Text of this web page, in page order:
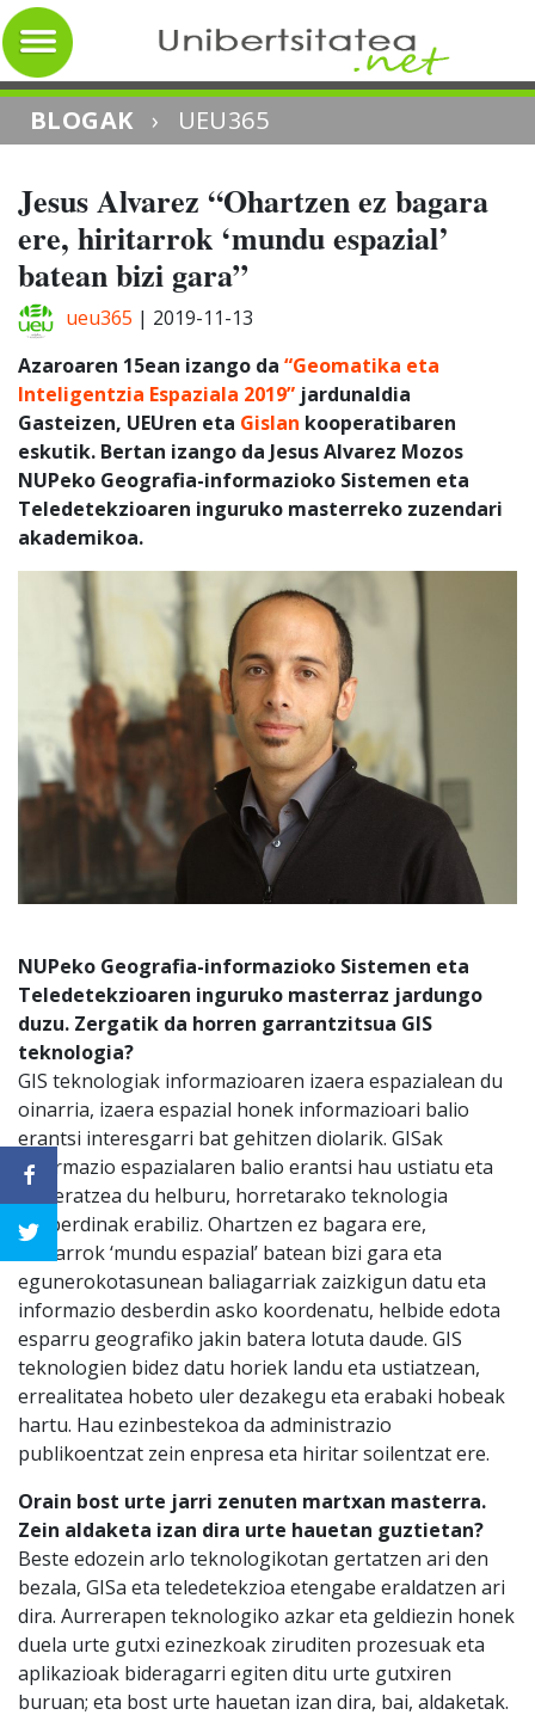
BLOGAK › UEU365
Jesus Alvarez “Ohartzen ez bagara
ere, hiritarrok ‘mundu espazial’
batean bizi gara”
ueu365 | 2019-11-13
Azaroaren 15ean izango da “Geomatika eta
Inteligentzia Espaziala 2019” jardunaldia
Gasteizen, UEUren eta Gislan kooperatibaren
eskutik. Bertan izango da Jesus Alvarez Mozos
NUPeko Geografia-informazioko Sistemen eta
Teledetekzioaren inguruko masterreko zuzendari
akademikoa.
NUPeko Geografia-informazioko Sistemen eta
Teledetekzioaren inguruko masterraz jardungo
duzu. Zergatik da horren garrantzitsua GIS
teknologia?
GIS teknologiak informazioaren izaera espazialean du
oinarria, izaera espazial honek informazioari balio
erantsi interesgarri bat gehitzen diolarik. GISak
informazio espazialaren balio erantsi hau ustiatu eta
azaleratzea du helburu, horretarako teknologia
desberdinak erabiliz. Ohartzen ez bagara ere,
hiritarrok ‘mundu espazial’ batean bizi gara eta
egunerokotasunean baliagarriak zaizkigun datu eta
informazio desberdin asko koordenatu, helbide edota
esparru geografiko jakin batera lotuta daude. GIS
teknologien bidez datu horiek landu eta ustiatzean,
errealitatea hobeto uler dezakegu eta erabaki hobeak
hartu. Hau ezinbestekoa da administrazio
publikoentzat zein enpresa eta hiritar soilentzat ere.
Orain bost urte jarri zenuten martxan masterra.
Zein aldaketa izan dira urte hauetan guztietan?
Beste edozein arlo teknologikotan gertatzen ari den
bezala, GISa eta teledetekzioa etengabe eraldatzen ari
dira. Aurrerapen teknologiko azkar eta geldiezin honek
duela urte gutxi ezinezkoak ziruditen prozesuak eta
aplikazioak bideragarri egiten ditu urte gutxiren
buruan; eta bost urte hauetan izan dira, bai, aldaketak.